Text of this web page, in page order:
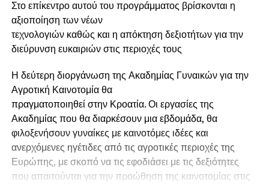
Στο επίκεντρο αυτού του προγράμματος βρίσκονται η
αξιοποίηση των νέων
τεχνολογιών καθώς και η απόκτηση δεξιοτήτων για την
διεύρυνση ευκαιριών στις περιοχές τους
Η δεύτερη διοργάνωση της Ακαδημίας Γυναικών για την
Αγροτική Καινοτομία θα
πραγματοποιηθεί στην Κροατία. Οι εργασίες της
Ακαδημίας που θα διαρκέσουν μια εβδομάδα, θα
φιλοξενήσουν γυναίκες με καινοτόμες ιδέες και
ανερχόμενες ηγέτιδες από τις αγροτικές περιοχές της
Ευρώπης, με σκοπό να τις εφοδιάσει με τις δεξιότητες
που απαιτούνται για την προώθηση της καινοτομίας στις